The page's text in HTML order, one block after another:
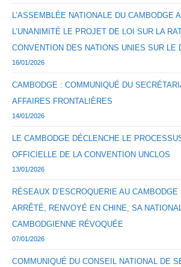
L’ASSEMBLÉE NATIONALE DU CAMBODGE
L’UNANIMITÉ LE PROJET DE LOI SUR LA
CONVENTION DES NATIONS UNIES SUR LE
16/01/2026
CAMBODGE : COMMUNIQUÉ DU
AFFAIRES FRONTALIÈRES
14/01/2026
LE CAMBODGE DÉCLENCHE LE
OFFICIELLE DE LA CONVENTION UNCLOS
13/01/2026
RÉSEAUX D’ESCROQUERIE AU CAMBODGE
ARRÊTÉ, RENVOYÉ EN CHINE, SA
CAMBODGIENNE RÉVOQUÉE
07/01/2026
COMMUNIQUÉ DU CONSEIL NATIONAL DE